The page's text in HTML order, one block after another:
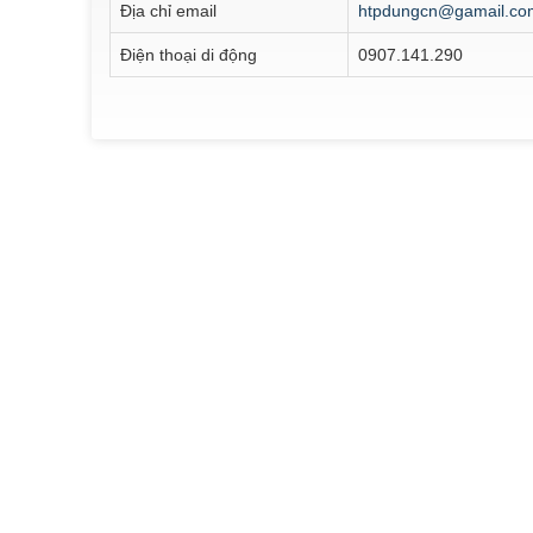
Địa chỉ email
Điện thoại di động 0907.141.290